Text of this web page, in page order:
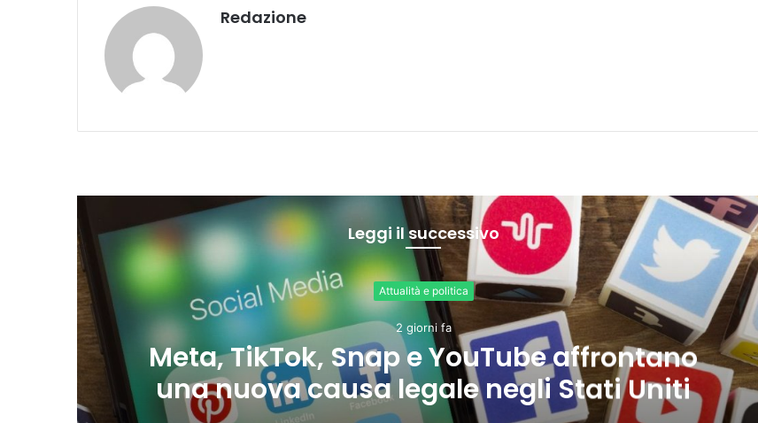
Redazione
Leggi il successivo
Internazionale
6 giorni fa
Brasile, export verso l’Ue in crescita
dall’accordo con il Mercosur